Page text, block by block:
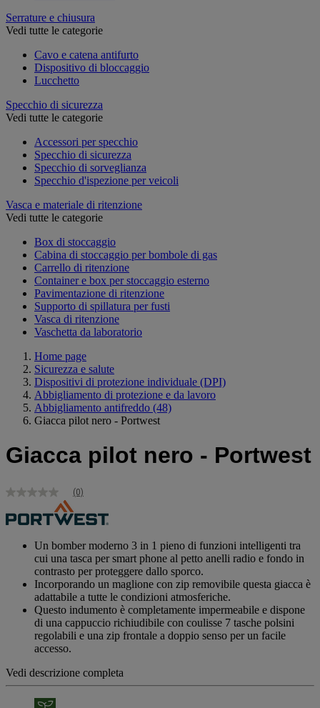
Serrature e chiusura
Vedi tutte le categorie
Cavo e catena antifurto
Dispositivo di bloccaggio
Lucchetto
Specchio di sicurezza
Vedi tutte le categorie
Accessori per specchio
Specchio di sicurezza
Specchio di sorveglianza
Specchio d'ispezione per veicoli
Vasca e materiale di ritenzione
Vedi tutte le categorie
Box di stoccaggio
Cabina di stoccaggio per bombole di gas
Carrello di ritenzione
Container e box per stoccaggio esterno
Pavimentazione di ritenzione
Supporto di spillatura per fusti
Vasca di ritenzione
Vaschetta da laboratorio
Home page
Sicurezza e salute
Dispositivi di protezione individuale (DPI)
Abbigliamento di protezione e da lavoro
Abbigliamento antifreddo (48)
Giacca pilot nero - Portwest
Giacca pilot nero - Portwest
Nessuna
valutazione
Stesso
pagina.
(0)
Un bomber moderno 3 in 1 pieno di funzioni intelligenti tra
cui una tasca per smart phone al petto anelli radio e fondo in
contrasto per proteggere dallo sporco.
Incorporando un maglione con zip removibile questa giacca è
adattabile a tutte le condizioni atmosferiche.
Questo indumento è completamente impermeabile e dispone
di una cappuccio richiudibile con coulisse 7 tasche polsini
regolabili e una zip frontale a doppio senso per un facile
accesso.
Vedi descrizione completa